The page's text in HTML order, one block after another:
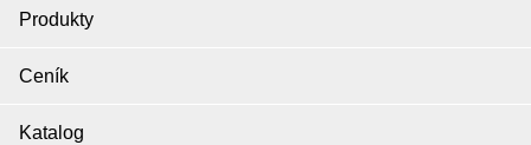
Produkty
Ceník
Katalog